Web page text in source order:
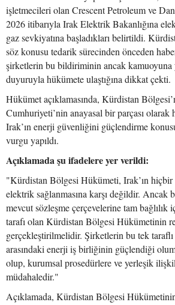
işletmecileri olan Crescent Petroleum ve
2026 itibarıyla Irak Elektrik Bakanlığına
gaz sevkiyatına başladıkları belirtildi.
söz konusu tedarik sürecinden önceden
şirketlerin bu bildiriminin ancak kamuoyuna
duyuruyla hükümete ulaştığına dikkat çekti.
Hükümet açıklamasında, Kürdistan
Cumhuriyeti’nin anayasal bir parçası olarak
Irak’ın enerji güvenliğini güçlendirme
vurgu yapıldı.
Açıklamada şu ifadelere yer verildi:
"Kürdistan Bölgesi Hükümeti, Irak’ın hiçbir
elektrik sağlanmasına karşı değildir. Ancak
mevcut sözleşme çerçevelerine tam bağlılık
tarafı olan Kürdistan Bölgesi Hükümetinin
gerçekleştirilmelidir. Şirketlerin bu tek
arasındaki enerji iş birliğinin güçlendiği
olup, kurumsal prosedürlere ve yerleşik
müdahaledir."
Açıklamada, Kürdistan Bölgesi